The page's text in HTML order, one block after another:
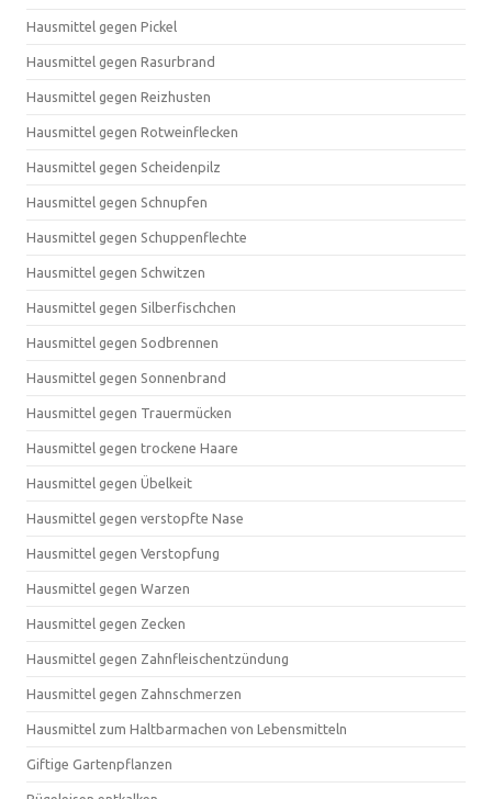
Hausmittel gegen Pickel
Hausmittel gegen Rasurbrand
Hausmittel gegen Reizhusten
Hausmittel gegen Rotweinflecken
Hausmittel gegen Scheidenpilz
Hausmittel gegen Schnupfen
Hausmittel gegen Schuppenflechte
Hausmittel gegen Schwitzen
Hausmittel gegen Silberfischchen
Hausmittel gegen Sodbrennen
Hausmittel gegen Sonnenbrand
Hausmittel gegen Trauermücken
Hausmittel gegen trockene Haare
Hausmittel gegen Übelkeit
Hausmittel gegen verstopfte Nase
Hausmittel gegen Verstopfung
Hausmittel gegen Warzen
Hausmittel gegen Zecken
Hausmittel gegen Zahnfleischentzündung
Hausmittel gegen Zahnschmerzen
Hausmittel zum Haltbarmachen von Lebensmitteln
Giftige Gartenpflanzen